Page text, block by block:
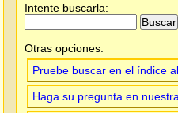
Intente buscarla:
Otras opciones:
Pruebe buscar en el índice
Haga su pregunta en